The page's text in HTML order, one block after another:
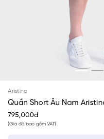
Aristino
Quần Short Âu Nam
795,000đ
(Giá đã bao gồm VAT)